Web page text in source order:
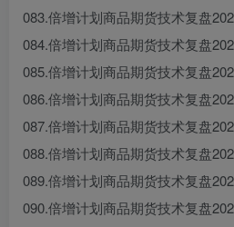
083.倍增计划商品期货技术复盘
084.倍增计划商品期货技术复盘
085.倍增计划商品期货技术复盘
086.倍增计划商品期货技术复盘
087.倍增计划商品期货技术复盘
088.倍增计划商品期货技术复盘
089.倍增计划商品期货技术复盘
090.倍增计划商品期货技术复盘